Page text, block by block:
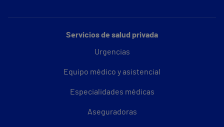
Servicios de salud privada
Urgencias
Equipo médico y asistencial
Especialidades médicas
Aseguradoras